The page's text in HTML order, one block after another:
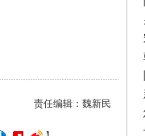
责任编辑：魏新民